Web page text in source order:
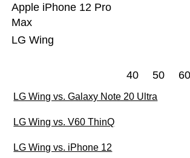
LG Wing
Apple iPhone 12 Pro
Max
40 50 60
LG Wing vs. Galaxy Note 20 Ultra
LG Wing vs. V60 ThinQ
LG Wing vs. iPhone 12